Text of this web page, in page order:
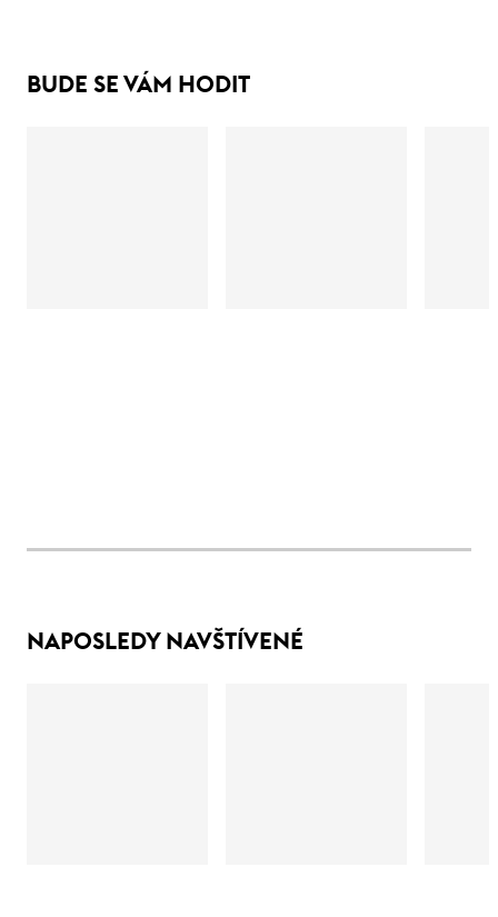
BUDE SE VÁM HODIT
NAPOSLEDY NAVŠTÍVENÉ